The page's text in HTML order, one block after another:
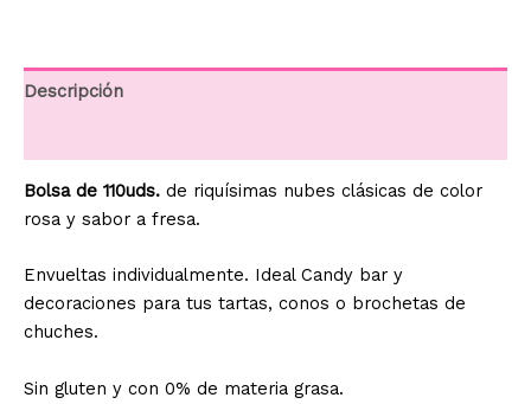
Descripción
Bolsa de 110uds. de riquísimas nubes clásicas de color
rosa y sabor a fresa.
Envueltas individualmente. Ideal Candy bar y
decoraciones para tus tartas, conos o brochetas de
chuches.
Sin gluten y con 0% de materia grasa.